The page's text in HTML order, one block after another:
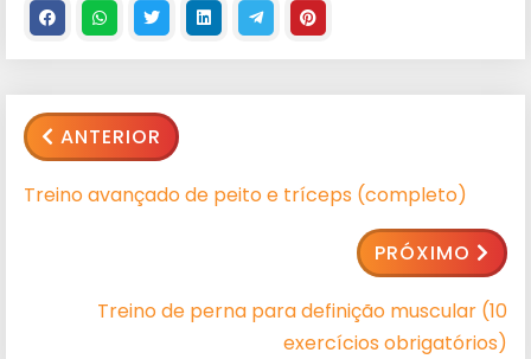
ANTERIOR
Treino avançado de peito e tríceps (completo)
PRÓXIMO
Treino de perna para definição muscular (10
exercícios obrigatórios)